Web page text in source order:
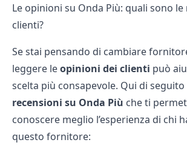
Le opinioni su Onda Più: quali sono
clienti?
Se stai pensando di cambiare
leggere leopinioni dei clienti può
scelta più consapevole. Qui di
recensioni su Onda Più che ti
conoscere meglio l’esperienza di chi
questo fornitore: